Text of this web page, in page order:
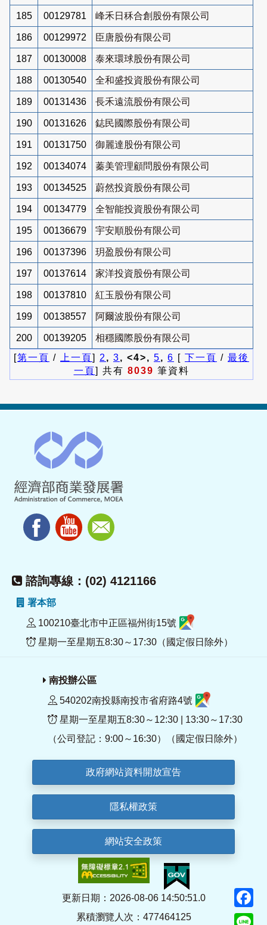
185 00129781 峰禾日秝合創股份有限公司
186 00129972 臣唐股份有限公司
187 00130008 泰來環球股份有限公司
188 00130540 全和盛投資股份有限公司
189 00131436 長禾遠流股份有限公司
190 00131626 鋕民國際股份有限公司
191 00131750 御麗達股份有限公司
192 00134074 蓁美管理顧問股份有限公司
193 00134525 蔚然投資股份有限公司
194 00134779 全智能投資股份有限公司
195 00136679 宇安順股份有限公司
196 00137396 玥盈股份有限公司
197 00137614 家洋投資股份有限公司
198 00137810 紅玉股份有限公司
199 00138557 阿爾波股份有限公司
200 00139205
相穩國際股份有限公司
[第一頁 / 上一頁] 2 , 3, <4>, 5, 6 [ 下一頁 / 最後
一頁] 共有 8039 筆資料
諮詢專線：(02) 4121166
署本部
100210臺北市中正區福州街15號
星期一至星期五8:30～17:30（國定假日除外）
南投辦公區
540202南投縣南投市省府路4號
星期一至星期五8:30～12:30 | 13:30～17:30
（公司登記：9:00～16:30）（國定假日除外）
政府網站資料開放宣告
隱私權政策
網站安全政策
更新日期：2026-08-06 14:50:51.0
累積瀏覽人次：477464125